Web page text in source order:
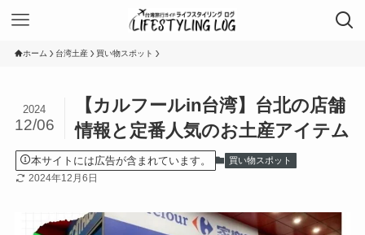
ホーム 台湾土産 買い物スポット
【カルフールin台湾】台北の店舗
情報と定番人気のお土産アイテム
2024
12/06
本サイトには広告が含まれています。 買い物スポット
2024年12月6日